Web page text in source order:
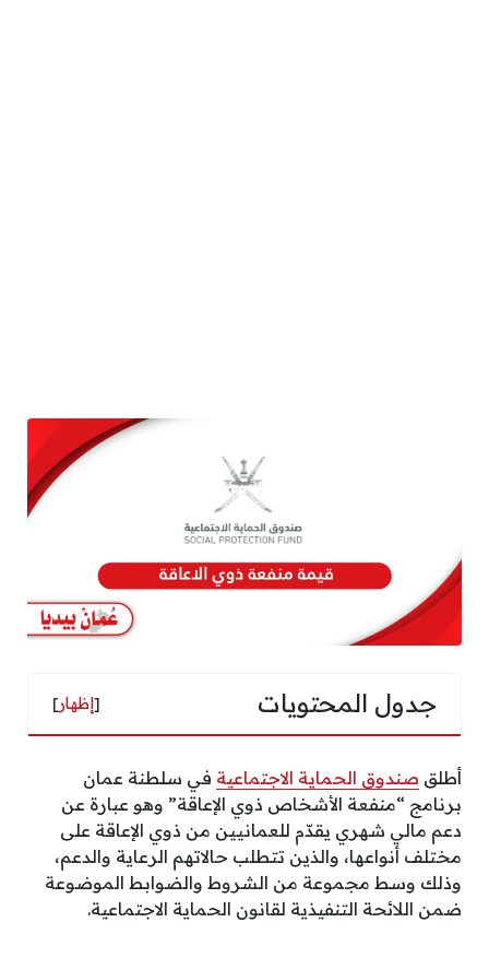
جدول المحتويات [إظهار]
أطلق صندوق الحماية الاجتماعية في سلطنة عمان
برنامج “منفعة الأشخاص ذوي الإعاقة” وهو عبارة عن
دعم مالي شهري يقدّم للعمانيين من ذوي الإعاقة على
مختلف أنواعها، والذين تتطلب حالاتهم الرعاية والدعم،
وذلك وسط مجموعة من الشروط والضوابط الموضوعة
ضمن اللائحة التنفيذية لقانون الحماية الاجتماعية.